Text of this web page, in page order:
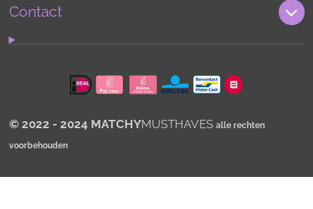
s
Contact
© 2022 - 2024 MATCHYMUSTHAVES alle rechten
voorbehouden